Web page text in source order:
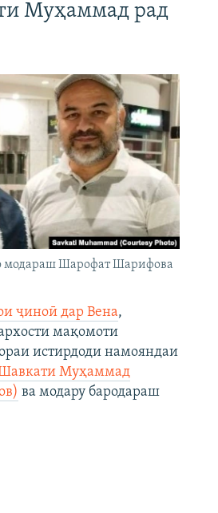
Муҳаммад рад
Шарофат Шарифова
ҷиноӣ дар Вена,
мақомоти
истирдоди намояндаи
Муҳаммад
ва модару бародараш